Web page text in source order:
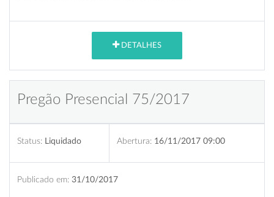
DETALHES
Pregão Presencial 75/2017
Status: Liquidado Abertura: 16/11/2017 09:00
Publicado em: 31/10/2017